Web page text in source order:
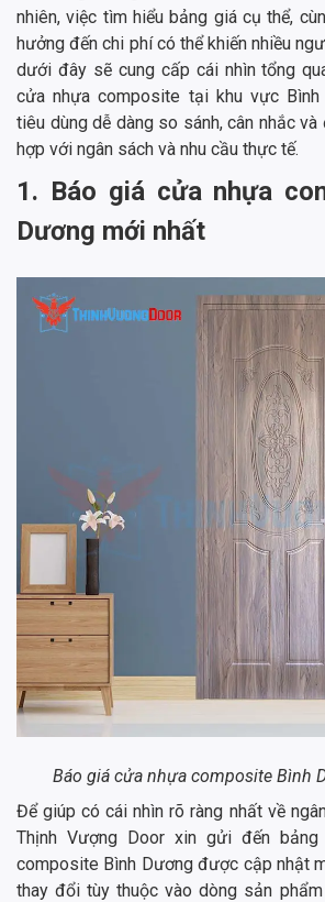
nhiên, việc tìm hiểu bảng giá cụ thể,
hưởng đến chi phí có thể khiến nhiều
dưới đây sẽ cung cấp cái nhìn tổng
cửa nhựa composite tại khu vực
tiêu dùng dễ dàng so sánh, cân nhắc
hợp với ngân sách và nhu cầu thực tế.
1. Báo giá cửa nhựa
Dương mới nhất
Báo giá cửa nhựa composite Bình
Để giúp có cái nhìn rõ ràng nhất về
Thịnh Vượng Door xin gửi đến
composite Bình Dương được cập nhật
thay đổi tùy thuộc vào dòng sản